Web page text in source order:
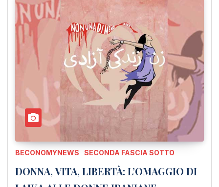
BECONOMYNEWS SECONDA FASCIA SOTTO
DONNA, VITA, LIBERTÀ: L’OMAGGIO DI